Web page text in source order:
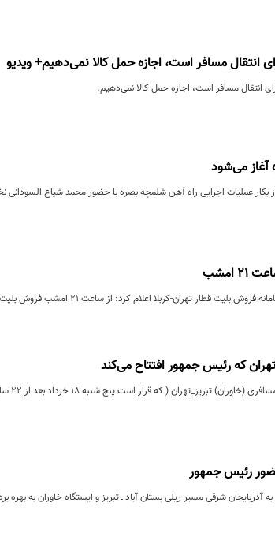
انتقال مسافر است، اجازه حمل کالا نمی‌دهیم+ ویدیو
انتقال مسافر است، اجازه حمل کالا نمی‌دهیم.
آغاز می‌شود
عملیات اجرایی راه آهن شلمچه بصره با حضور محمد شیاع السودانی
امشب
کربلا اعلام کرد: از ساعت ۲۱ امشب فروش بلیت قطار ترکیبی کربلا آغاز می‌شود.
که رئیس جمهور افتتاح می‌کند
مدیرعامل
حضور رئیس جمهور
شرقی مسیر ریلی بستان آباد ـ تبریز و ایستگاه خاوران به بهره